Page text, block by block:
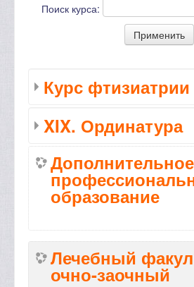
Поиск курса:
Курс
XIX. Ординатура
Дополнительное
образование
Лечебный
очно-заочный